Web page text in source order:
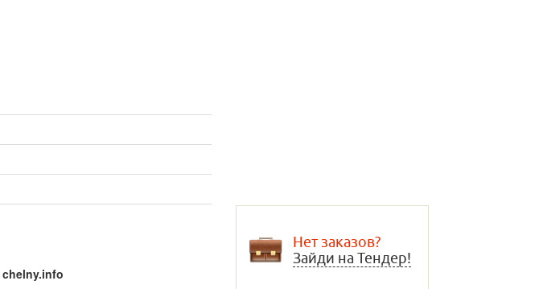
chelny.info
Нет заказов?
Зайди на Тендер!